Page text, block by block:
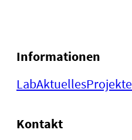
Informationen
LabAktuellesProjekte
Kontakt